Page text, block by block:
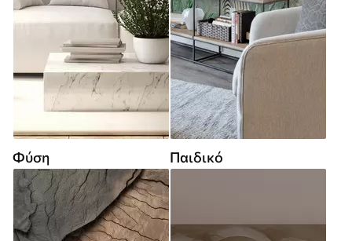
Φύση Παιδικό